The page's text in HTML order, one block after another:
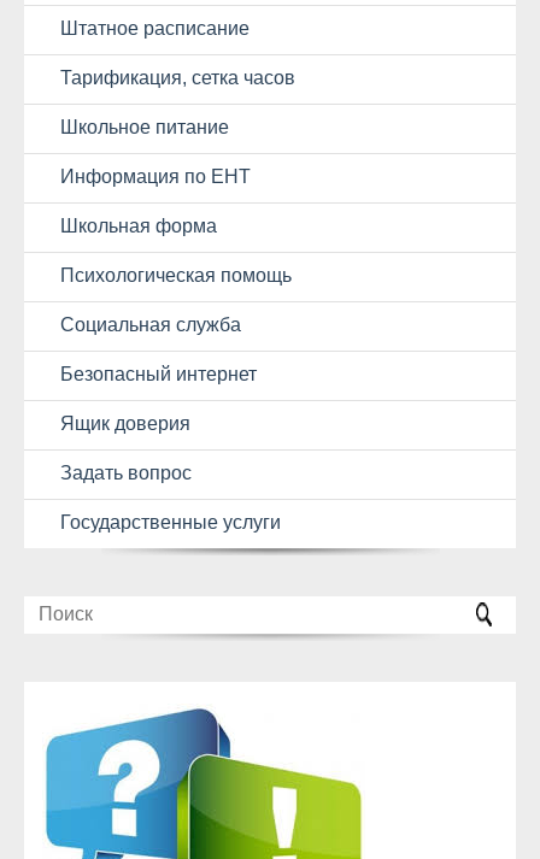
Штатное расписание
Тарификация, сетка часов
Школьное питание
Информация по ЕНТ
Школьная форма
Психологическая помощь
Социальная служба
Безопасный интернет
Ящик доверия
Задать вопрос
Государственные услуги